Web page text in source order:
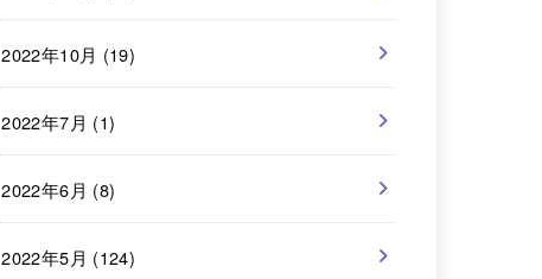
2022年10月 (19)
2022年7月 (1)
2022年6月 (8)
2022年5月 (124)